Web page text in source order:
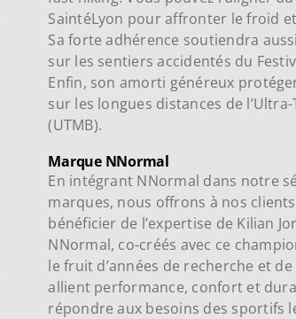
SaintéLyon pour affronter le froid
Sa forte adhérence soutiendra
sur les sentiers accidentés du
Enfin, son amorti généreux
sur les longues distances de
(UTMB).
Marque NNormal
En intégrant NNormal dans notre
marques, nous offrons à nos
bénéficier de l’expertise de Kilian
NNormal, co-créés avec ce
le fruit d’années de recherche et
allient performance, confort et
répondre aux besoins des sportifs